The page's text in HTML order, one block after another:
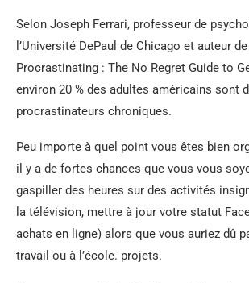
Selon Joseph Ferrari, professeur de
l’Université DePaul de Chicago et auteur de
Procrastinating : The No Regret Guide to
environ 20 % des adultes américains sont
procrastinateurs chroniques.
Peu importe à quel point vous êtes bien
il y a de fortes chances que vous vous
gaspiller des heures sur des activités
la télévision, mettre à jour votre statut
achats en ligne) alors que vous auriez dû
travail ou à l’école. projets.